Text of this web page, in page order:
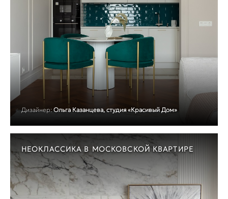
Дизайнер: Ольга Казанцева, студия «Красивый Дом»
НЕОКЛАССИКА В МОСКОВСКОЙ КВАРТИРЕ